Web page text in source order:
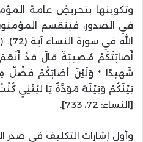
وتكوينها بتحريضِ عامة
في الصدور، فينقسم
أَصَابَتْكُمْ مُصِيبَةٌ قَالَ قَدْ
شَهِيدًا * وَلَئِنْ أَصَابَكُمْ فَضْلٌ
بَيْنَكُمْ وَبَيْنَهُ مَوَدَّةٌ يَا لَيْتَنِي
[النساء: 72، 733].
وأول إشارات التكليف في